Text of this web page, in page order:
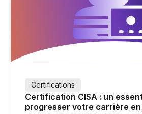
Certifications
Certification CISA : un
progresser votre carrière